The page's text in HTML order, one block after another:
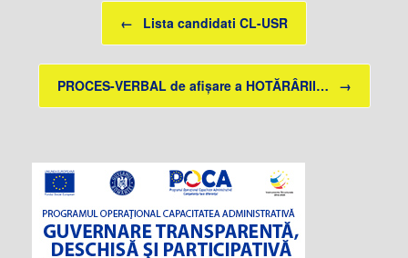
Post navigation
← Lista candidati CL-USR
PROCES-VERBAL de afișare a HOTĂRÂRII… →